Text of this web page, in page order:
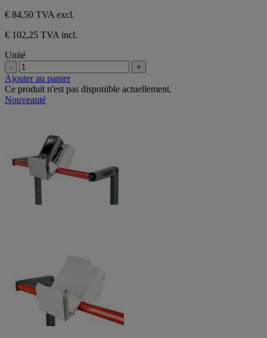
€ 84,50 TVA excl.
€ 102,25 TVA incl.
Unité
- +
Ajouter au panier
Ce produit n'est pas disponible actuellement.
Nouveauté